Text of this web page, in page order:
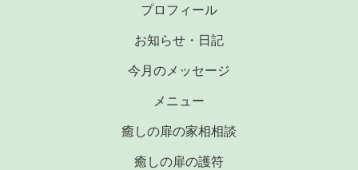
プロフィール
お知らせ・日記
今月のメッセージ
メニュー
癒しの扉の家相相談
癒しの扉の護符